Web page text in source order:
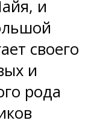
и
своего
и
рода